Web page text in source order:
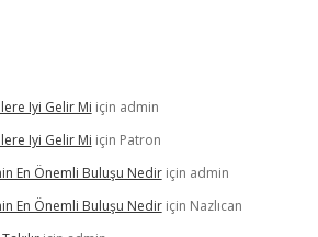
Iyi Gelir Mi için admin
Iyi Gelir Mi için Patron
En Önemli Buluşu Nediriçin admin
En Önemli Buluşu Nediriçin Nazlıcan